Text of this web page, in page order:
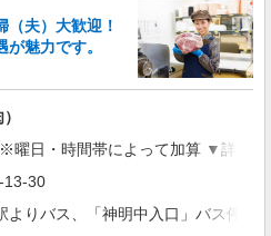
塚市代官町33-1
夫）大歓迎！
魅力です。
曜日・時間帯によって加算 ▼詳細
13-30
よりバス、「神明中入口」バス停よ